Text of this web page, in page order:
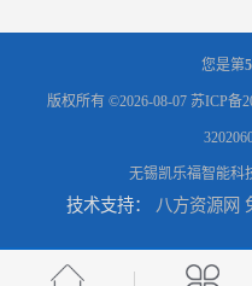
柱塞泵价格
您是第
版权所有 ©2026-08-07 苏ICP备
无锡凯乐福智能科
技术支持： 八方资源网